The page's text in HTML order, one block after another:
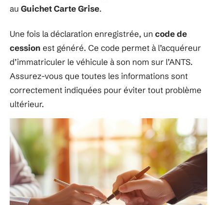
au Guichet Carte Grise.
Une fois la déclaration enregistrée, un code de
cession est généré. Ce code permet à l’acquéreur
d’immatriculer le véhicule à son nom sur l’ANTS.
Assurez-vous que toutes les informations sont
correctement indiquées pour éviter tout problème
ultérieur.